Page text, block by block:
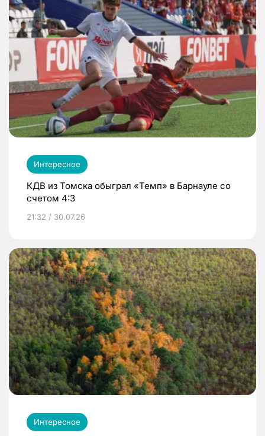
Интересное
КДВ из Томска обыграл «Темп» в Барнауле со
счетом 4:3
21:32 / 30.07.26
Интересное